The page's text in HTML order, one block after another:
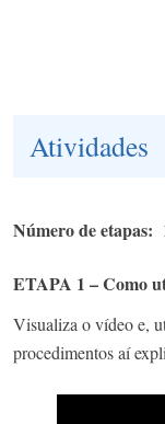
Atividades
Número de etapas
ETAPA 1 – Como
Visualiza o vídeo e,
procedimentos aí